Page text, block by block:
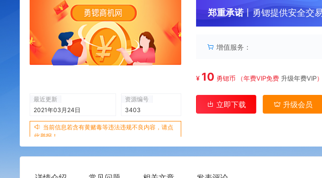
最近更新
2021年03月24日
资源编号
3403
当前信息若含有黄赌毒等违法违规不良内容，请点
此举报！
郑重承诺丨勇锶提供安全交
增值服务：
¥ 10 勇锶币 （年费VIP免费 升级年费VIP
立即下载 升级会员